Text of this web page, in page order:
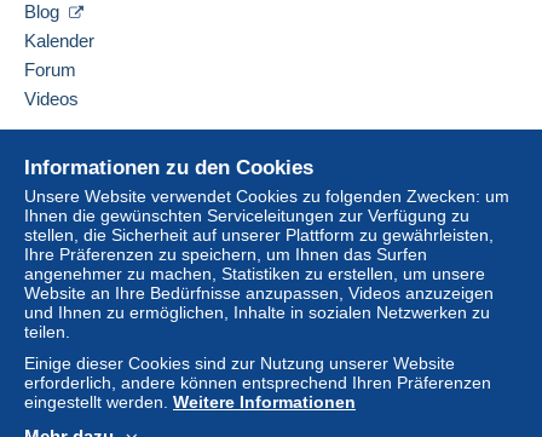
Informationen zu den Cookies
Unsere Website verwendet Cookies zu folgenden Zwecken: um
Ihnen die gewünschten Serviceleitungen zur Verfügung zu
stellen, die Sicherheit auf unserer Plattform zu gewährleisten,
Ihre Präferenzen zu speichern, um Ihnen das Surfen
angenehmer zu machen, Statistiken zu erstellen, um unsere
Website an Ihre Bedürfnisse anzupassen, Videos anzuzeigen
und Ihnen zu ermöglichen, Inhalte in sozialen Netzwerken zu
teilen.
Einige dieser Cookies sind zur Nutzung unserer Website
erforderlich, andere können entsprechend Ihren Präferenzen
eingestellt werden. Weitere Informationen
Blog
Kalender
Forum
Videos
Online-Hilfe
Auf Delcampe kaufen
Auf Delcampe verkaufen
Eine sichere Website